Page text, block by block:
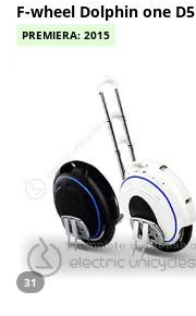
F-wheel Dolphin one D5
PREMIERA: 2015
31